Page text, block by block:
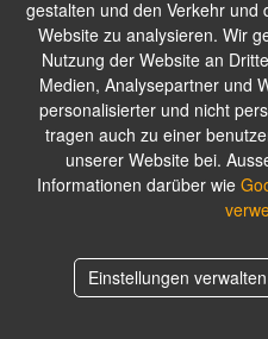
Suppen
Snacks
Warenkorb
gestalten und den Verkehr
Website zu analysieren. Wir
Nutzung der Website an
Medien, Analysepartner und
personalisierter und nicht
tragen auch zu einer
unserer Website bei.
Informationen darüber wie
Einstellungen verwalten